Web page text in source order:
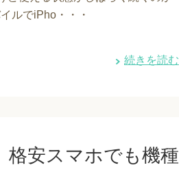
ルでiPho・・・
続きを読む
格安スマホでも機種